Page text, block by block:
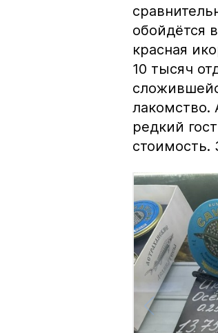
обойдётся
красная
10 тысяч
лакомство.
редкий
стоимость.